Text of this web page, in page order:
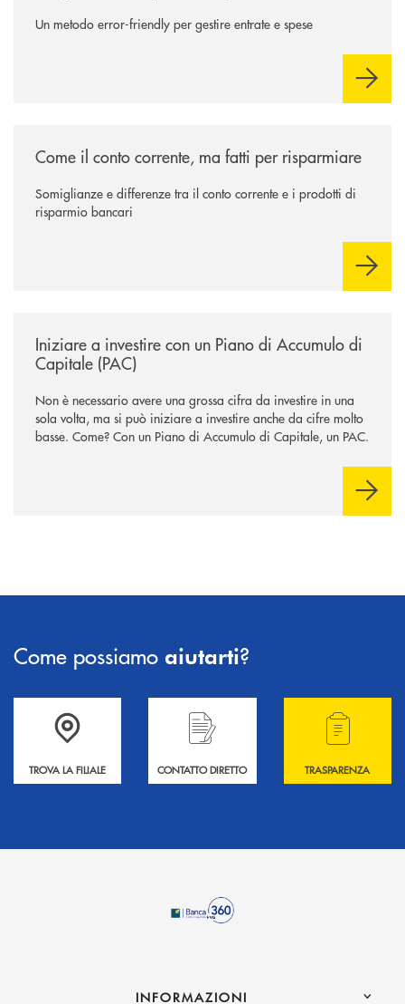
Un metodo error-friendly per gestire entrate e spese
Come il conto corrente, ma fatti per risparmiare
Somiglianze e differenze tra il conto corrente e i prodotti di
risparmio bancari
Iniziare a investire con un Piano di Accumulo di
Capitale (PAC)
Non è necessario avere una grossa cifra da investire in una
sola volta, ma si può iniziare a investire anche da cifre molto
basse. Come? Con un Piano di Accumulo di Capitale, un PAC.
Come possiamo aiutarti?
Accedi all' elenco completo delle filiali .
TROVA LA FILIALE
Hai bisogno di informazioni? Contattaci !
CONTATTO DIRETTO
Hai bisogno di
TRASPARENZA
INFORMAZIONI